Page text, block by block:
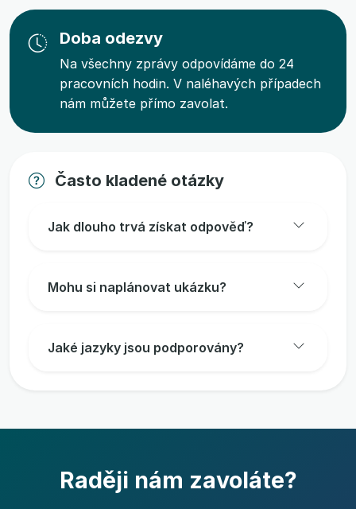
Doba odezvy
Na všechny zprávy odpovídáme do 24
pracovních hodin. V naléhavých případech
nám můžete přímo zavolat.
Často kladené otázky
Jak dlouho trvá získat odpověď?
Mohu si naplánovat ukázku?
Jaké jazyky jsou podporovány?
Raději nám zavoláte?